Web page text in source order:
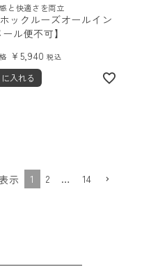
と快適さを両立
ックルーズオールイン
ル便不可】
¥ 5,940 税込
入れる
示 1 2 … 14